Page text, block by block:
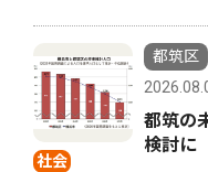
社会
都筑区
都筑の
検討に